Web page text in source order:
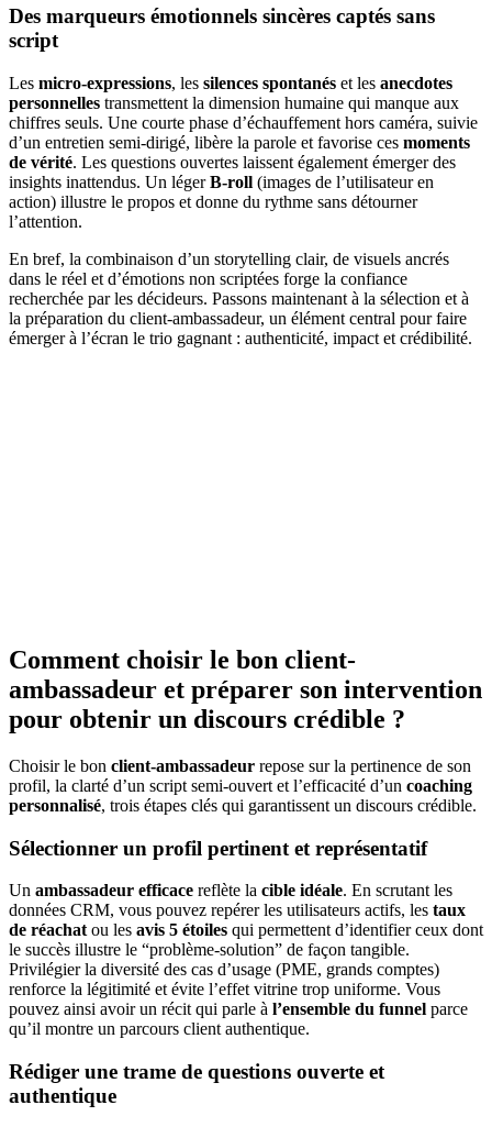
Des marqueurs émotionnels sincères captés sans
script
Les micro-expressions, les silences spontanés et les anecdotes
personnelles transmettent la dimension humaine qui manque aux
chiffres seuls. Une courte phase d’échauffement hors caméra, suivie
d’un entretien semi-dirigé, libère la parole et favorise ces moments
de vérité. Les questions ouvertes laissent également émerger des
insights inattendus. Un légerB-roll (images de l’utilisateur en
action) illustre le propos et donne du rythme sans détourner
l’attention.
En bref, la combinaison d’un storytelling clair, de visuels ancrés
dans le réel et d’émotions non scriptées forge la confiance
recherchée par les décideurs. Passons maintenant à la sélection et à
la préparation du client-ambassadeur, un élément central pour faire
émerger à l’écran le trio gagnant : authenticité, impact et crédibilité.
Comment choisir le bon client-
ambassadeur et préparer son intervention
pour obtenir un discours crédible ?
Choisir le bon client-ambassadeur repose sur la pertinence de son
profil, la clarté d’un script semi-ouvert et l’efficacité d’un coaching
personnalisé, trois étapes clés qui garantissent un discours crédible.
Sélectionner un profil pertinent et représentatif
Un ambassadeur efficace reflète la cible idéale. En scrutant les
données CRM, vous pouvez repérer les utilisateurs actifs, les taux
de réachat ou les avis 5 étoiles qui permettent d’identifier ceux dont
le succès illustre le “problème-solution” de façon tangible.
Privilégier la diversité des cas d’usage (PME, grands comptes)
renforce la légitimité et évite l’effet vitrine trop uniforme. Vous
pouvez ainsi avoir un récit qui parle à l’ensemble du funnel parce
qu’il montre un parcours client authentique.
Rédiger une trame de questions ouverte et
authentique